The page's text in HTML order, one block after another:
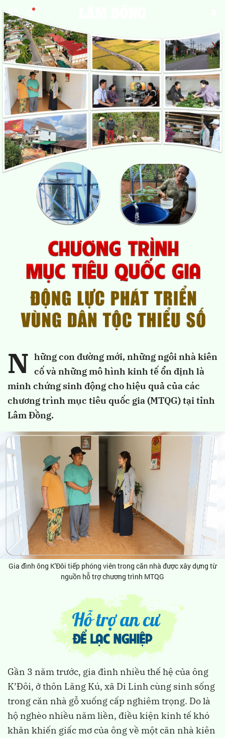
N hững con đường mới, những ngôi nhà kiên
cố và những mô hình kinh tế ổn định là
minh chứng sinh động cho hiệu quả của các
chương trình mục tiêu quốc gia (MTQG) tại tỉnh
Lâm Đồng.
Gia đình ông K'Đôi tiếp phóng viên trong căn nhà được xây dựng từ
nguồn hỗ trợ chương trình MTQG
Gần 3 năm trước, gia đình nhiều thế hệ của ông
K’Đôi, ở thôn Lăng Kú, xã Di Linh cùng sinh sống
trong căn nhà gỗ xuống cấp nghiêm trọng. Do là
hộ nghèo nhiều năm liền, điều kiện kinh tế khó
khăn khiến giấc mơ của ông về một căn nhà kiên
Gửi bình luận